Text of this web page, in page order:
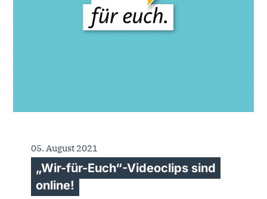
05. August 2021
„Wir-für-Euch“-Videoclips sind
online!